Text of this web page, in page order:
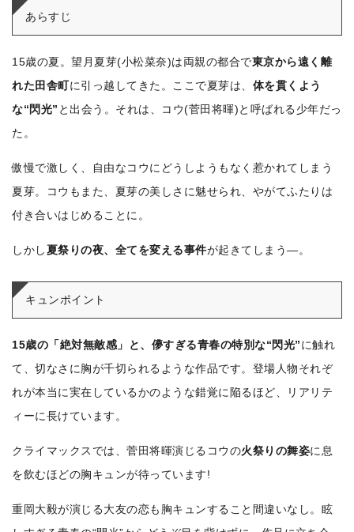
あらすじ
15歳の夏。望月夏芽(小松菜奈)は両親の都合で東京から遠く離
れた田舎町に引っ越してきた。 ここで夏芽は、 体を貫くよう
な“閃光” と出会う。それは、コウ(菅田将暉)と呼ばれる少年だっ
た。
傲慢で激しく、自由なコウにどうしようもなく惹かれてしまう
夏芽。コウもまた、夏芽の美しさに魅せられ、やがてふたりは
付き合いはじめることに。
しかし夏祭りの夜、全てを変える事件が起きてしまう―。
キュンポイント
15歳の「絶対無敵感」と、儚すぎる青春の特別な“閃光”に触れ
て、切なさに胸が千切られるような作品です。登場人物それぞ
れが本当に実在しているかのような錯覚に陥るほど、リアリテ
ィーに長けています。
クライマックスでは、菅田将暉演じるコウの火祭りの舞姿に息
を飲むほどの胸キュンが待っています!
重岡大毅が演じる大友の恋も胸キュンすること間違いなし。 眩